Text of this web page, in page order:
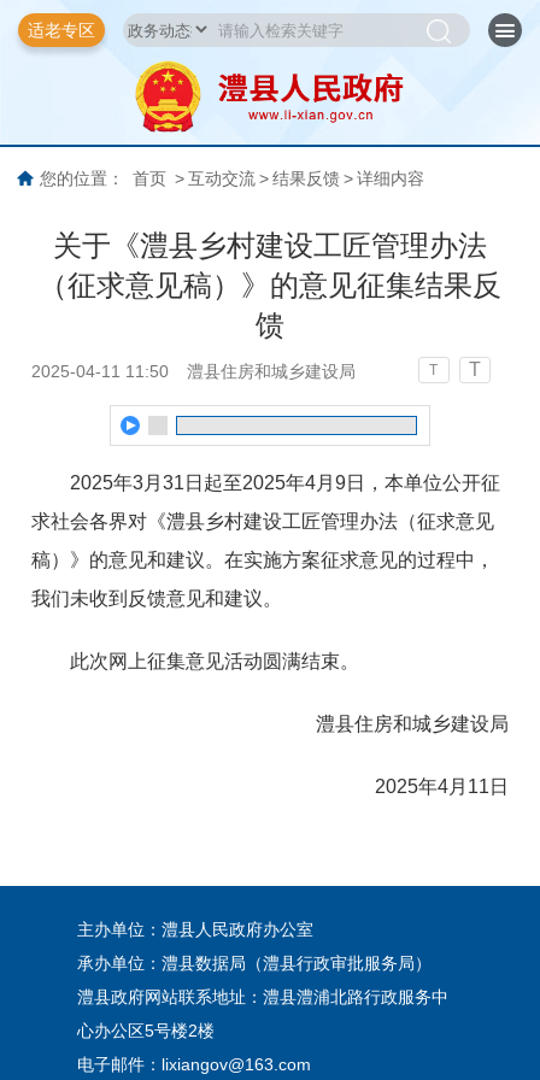
适老专区
您的位置： 首页 > 互动交流 > 结果反馈 > 详细内容
关于《澧县乡村建设工匠管理办法
（征求意见稿）》的意见征集结果反
馈
2025-04-11 11:50 澧县住房和城乡建设局 T T
2025年3月31日起至2025年4月9日，本单位公开征
求社会各界对《澧县乡村建设工匠管理办法（征求意见
稿）》的意见和建议。在实施方案征求意见的过程中，
我们未收到反馈意见和建议。
此次网上征集意见活动圆满结束。
澧县住房和城乡建设局
2025年4月11日
主办单位：澧县人民政府办公室
承办单位：澧县数据局（澧县行政审批服务局）
澧县政府网站联系地址：澧县澧浦北路行政服务中
心办公区5号楼2楼
电子邮件：lixiangov@163.com